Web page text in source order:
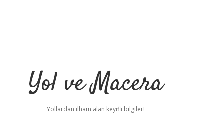
Yol ve Macera
Yollardan ilham alan keyifli bilgiler!